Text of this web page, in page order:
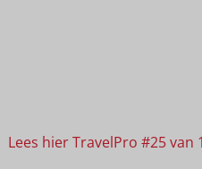
Lees hier TravelPro #25 van